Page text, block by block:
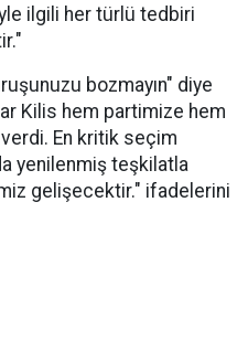
ilgili her türlü tedbiri
bozmayın" diye
Kilis hem partimize hem
En kritik seçim
yenilenmiş teşkilatla
gelişecektir." ifadelerini